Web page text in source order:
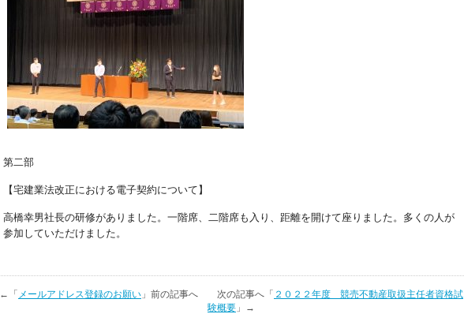
第二部
【宅建業法改正における電子契約について】
高橋幸男社長の研修がありました。一階席、二階席も入り、距離を開けて座りました。多くの人が
参加していただけました。
←「 メールアドレス登録のお願い 」前の記事へ 次の記事へ「 ２０２２年度 競売不動産取扱主任者資格試
験概要 」→